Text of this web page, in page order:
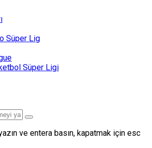
Süper Lig
Süper Ligi
ve entera basın, kapatmak için esc